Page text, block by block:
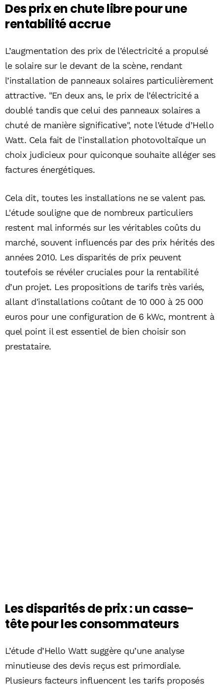
Des prix en chute libre pour une
rentabilité accrue
L’augmentation des prix de l’électricité a propulsé
le solaire sur le devant de la scène, rendant
l’installation de panneaux solaires particulièrement
attractive. "En deux ans, le prix de l’électricité a
doublé tandis que celui des panneaux solaires a
chuté de manière significative", note l’étude d’Hello
Watt. Cela fait de l’installation photovoltaïque un
choix judicieux pour quiconque souhaite alléger ses
factures énergétiques.
Cela dit, toutes les installations ne se valent pas.
L'étude souligne que de nombreux particuliers
restent mal informés sur les véritables coûts du
marché, souvent influencés par des prix hérités des
années 2010. Les disparités de prix peuvent
toutefois se révéler cruciales pour la rentabilité
d’un projet. Les propositions de tarifs très variés,
allant d'installations coûtant de 10 000 à 25 000
euros pour une configuration de 6 kWc, montrent à
quel point il est essentiel de bien choisir son
prestataire.
Les disparités de prix : un casse-
tête pour les consommateurs
L’étude d’Hello Watt suggère qu’une analyse
minutieuse des devis reçus est primordiale.
Plusieurs facteurs influencent les tarifs proposés